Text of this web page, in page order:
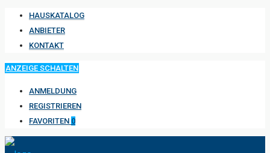
HAUSKATALOG
ANBIETER
KONTAKT
ANZEIGE SCHALTEN
ANMELDUNG
REGISTRIEREN
FAVORITEN 0